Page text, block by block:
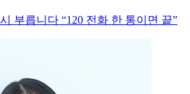
부릅니다 “120 전화 한 통이면 끝”